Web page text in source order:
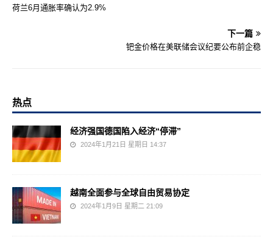
荷兰6月通胀率确认为2.9%
下一篇
钯金价格在美联储会议纪要公布前企稳
热点
经济强国德国陷入经济“停滞”
2024年1月21日 星期日 14:37
越南全面参与全球自由贸易协定
2024年1月9日 星期二 21:09